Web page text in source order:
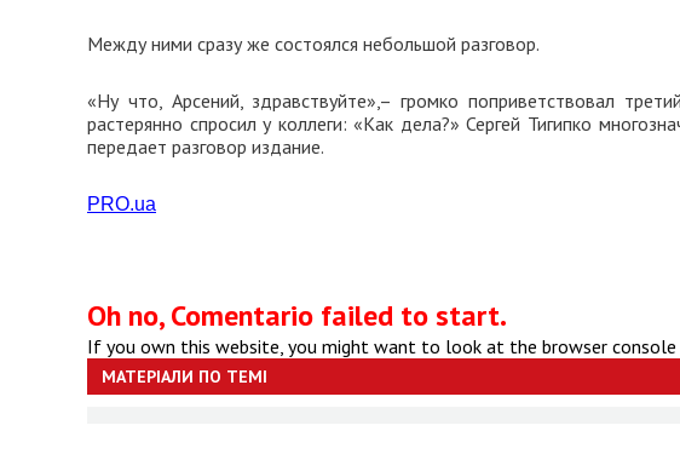
Между ними сразу же состоялся небольшой разговор.
«Ну что, Арсений, здравствуйте»,– громко поприветствовал
растерянно спросил у коллеги: «Как дела?» Сергей Тигипко
передает разговор издание.
PRO.ua
Oh no, Comentario failed to start.
If you own this website, you might want to look at the browser
МАТЕРІАЛИ ПО ТЕМІ